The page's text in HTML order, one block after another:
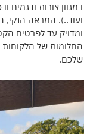
ועוד..). המראה הנקי,
ומדויק עד לפרטים
החלומות של הלקוחות
שלכם.